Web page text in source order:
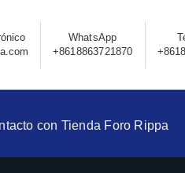
WhatsApp
+8618863721870
con Tienda Foro Rippa